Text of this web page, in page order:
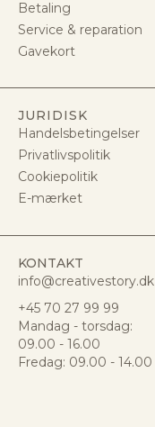
Betaling
Service & reparation
Gavekort
JURIDISK
Handelsbetingelser
Privatlivspolitik
Cookiepolitik
E-mærket
KONTAKT
info@creativestory.dk
+45 70 27 99 99
Mandag - torsdag:
09.00 - 16.00
Fredag: 09.00 - 14.00